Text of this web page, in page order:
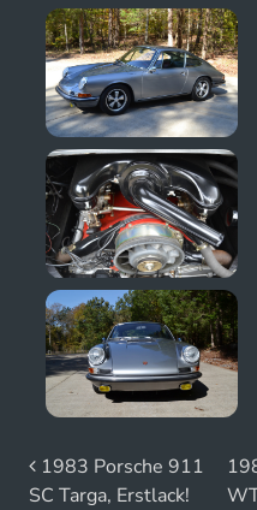
Beitrags-
1983 Porsche 911
SC Targa, Erstlack!